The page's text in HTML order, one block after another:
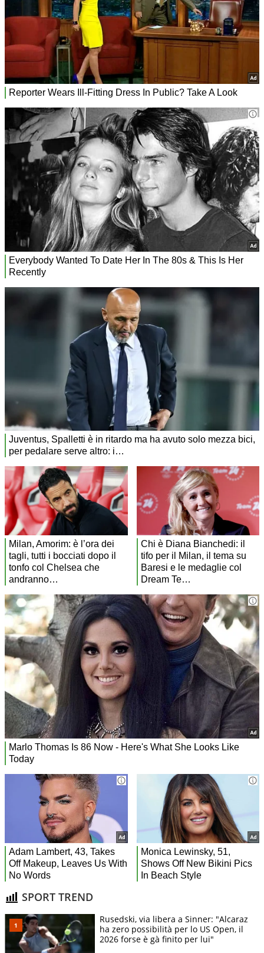
SPORT TREND
Rusedski, via libera a Sinner: "Alcaraz
ha zero possibilità per lo US Open, il
2026 forse è gà finito per lui"